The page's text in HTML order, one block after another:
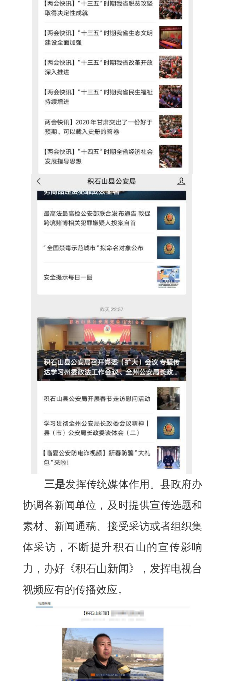
三是发挥传统媒体作用。县政府办
协调各新闻单位，及时提供宣传选题和
素材、新闻通稿、接受采访或者组织集
体采访，不断提升积石山的宣传影响
力，办好《积石山新闻》，发挥电视台
视频应有的传播效应。